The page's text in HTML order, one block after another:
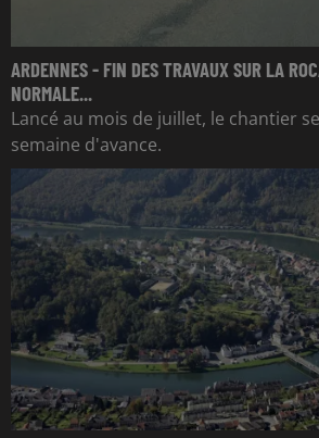
ARDENNES - FIN DES TRAVAUX SUR LA
NORMALE...
Lancé au mois de juillet, le chantier
semaine d'avance.